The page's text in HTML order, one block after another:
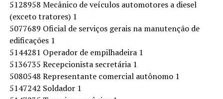
5128958 Mecânico de veículos automotores a diesel
(exceto tratores) 1
5077689 Oficial de serviços gerais na manutenção de
edificações 1
5144281 Operador de empilhadeira 1
5136735 Recepcionista secretária 1
5080548 Representante comercial autônomo 1
5147242 Soldador 1